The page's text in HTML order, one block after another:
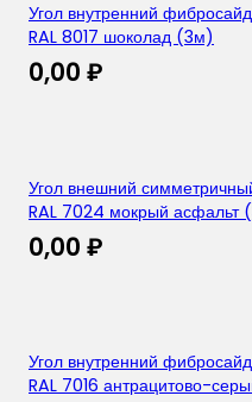
Угол внутренний
RAL 8017 шоколад (3м)
0,00 ₽
Угол внешний
RAL 7024 мокрый асфальт
0,00 ₽
Угол внутренний
RAL 7016 антрацитово-